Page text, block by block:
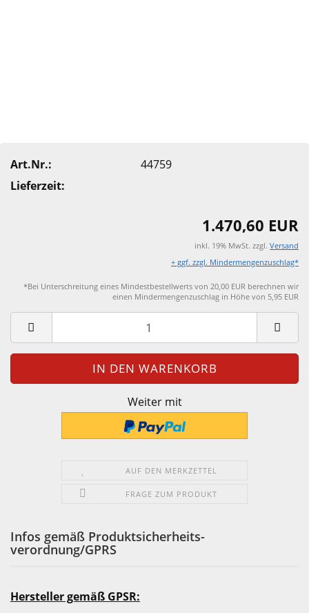
Art.Nr.:
44759
Lieferzeit:
1.470,60 EUR
inkl. 19% MwSt. zzgl. Versand
+ ggf. zzgl. Mindermengenzuschlag*
*Bei Unterschreitung eines Mindestbestellwerts von 20,00 EUR berechnen wir
einen Mindermengenzuschlag in Höhe von 5,95 EUR
Weiter mit
AUF DEN MERKZETTEL
FRAGE ZUM PRODUKT
Infos gemäß Produktsicherheits-
verordnung/GPRS
Hersteller gemäß GPSR: